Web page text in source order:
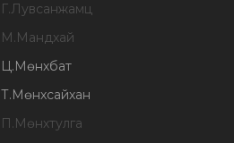
Г.Лувсанжамц
М.Мандхай
Ц.Мөнхбат
Т.Мөнхсайхан
П.Мөнхтулга